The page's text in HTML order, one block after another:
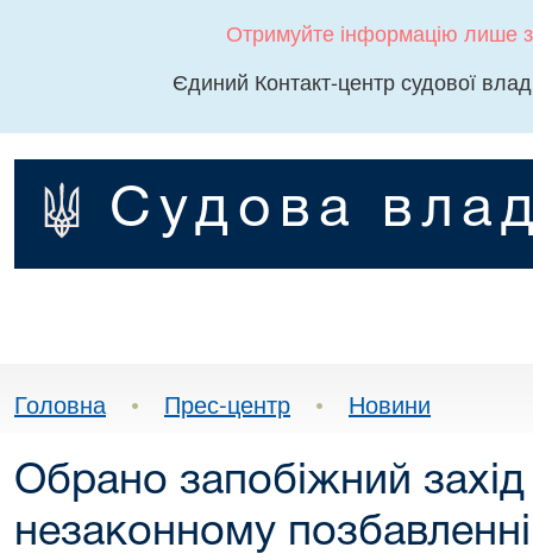
Отримуйте інформацію лише
Єдиний Контакт-центр судової
Судова
Головна • Прес-центр • Новини
Обрано запобіжний
незаконному